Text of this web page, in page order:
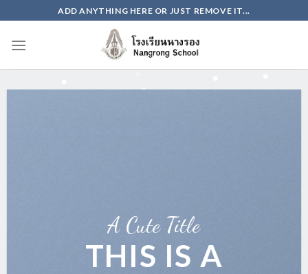
to
content
ADD ANYTHING HERE OR JUST REMOVE IT...
A Cute Title
THIS IS A